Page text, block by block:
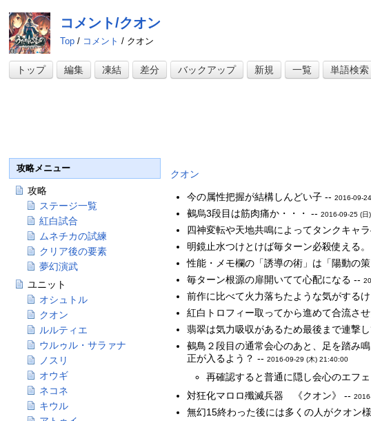
コメント/クオン
Top / コメント / クオン
トップ 編集 凍結 差分 バックアップ 新規 一覧 単語検索
クオン
今の属性把握が結構しんどい子 --2016-09-
鵺烏3段目は筋肉痛か・・・ --2016-09-25 (日
四神変転や天地共鳴によってタンクキャ
明鏡止水つけとけば毎ターン必殺使える
性能・メモ欄の「誘導の術」は「陽動の
毎ターン根源の扉開いてて心配になる --
前作に比べて火力落ちたような気がする
紅白トロフィー取ってから進めて合流さ
翡翠は気力吸収があるため最後まで連撃
鵺鳥２段目の通常会心のあと、足を踏み
正が入るよう？ --2016-09-29 (木) 21:40:00
再確認すると普通に隠し会心のエフ
対狂化マロロ殲滅兵器 《クオン》 --
無幻15終わった後には多くの人がクオン
攻略メニュー
攻略
ステージ一覧
紅白試合
ムネチカの試練
クリア後の要素
夢幻演武
ユニット
オシュトル
クオン
ルルティエ
ウルゥル・サラァナ
ノスリ
オウギ
ネコネ
キウル